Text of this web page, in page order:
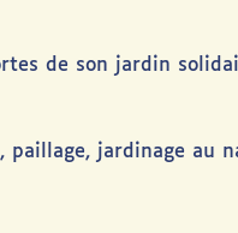
de son jardin
paillage, jardinage au